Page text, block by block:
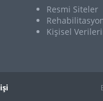
Resmi Siteler
Kişisel